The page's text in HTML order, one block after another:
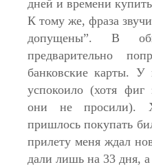
дней и времени
К тому же, фраза
допущены”. В
предварительно
банковские карты.
успокоило (хотя фиг
они не просили).
пришлось покупать
прилету меня ждал
дали лишь на 33 дня,